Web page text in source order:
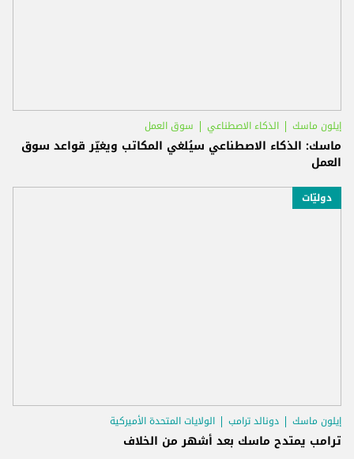
إيلون ماسك الذكاء الاصطناعي سوق العمل
ماسك: الذكاء الاصطناعي سيُلغي المكاتب ويغيّر قواعد سوق
العمل
دوليّات
إيلون ماسك دونالد ترامب الولايات المتحدة الأميركية
ترامب يمتدح ماسك بعد أشهر من الخلاف